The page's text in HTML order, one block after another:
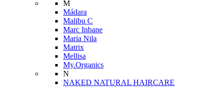
M
Mádara
Malibu C
Marc Inbane
Maria Nila
Matrix
Mellisa
My.Organics
N
NAKED NATURAL HAIRCARE